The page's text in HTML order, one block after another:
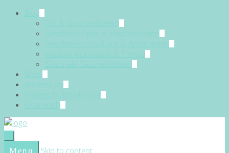
Blog
DIY & Geschenkideen
Geschenk-Tipps & Empfehlungen
Geschenkverpackung & Anleitungen
Kreative Inspiration & Trends
Saisonale Geschenkideen
Shop
Impressum
Datenschutzerklärung
Über mich
Menu Skip to content